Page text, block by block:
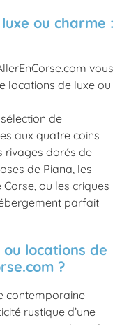
ou charme :
vous
locations de luxe ou
de
aux quatre coins
rivages dorés de
de Piana, les
ou les criques
parfait
locations de
?
contemporaine
rustique d’une